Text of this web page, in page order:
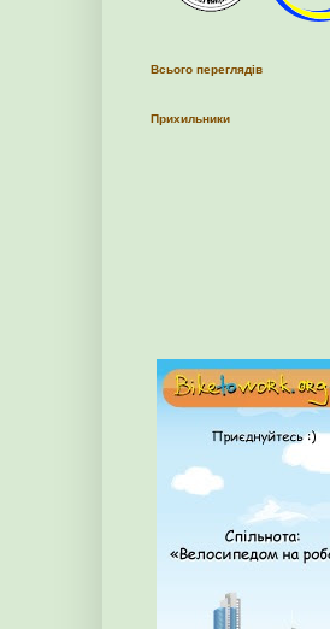
Всього переглядів
Прихильники